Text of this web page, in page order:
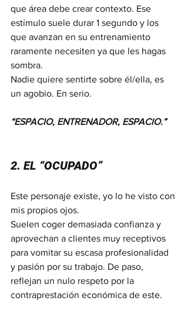
que área debe crear contexto. Ese
estímulo suele durar 1 segundo y los
que avanzan en su entrenamiento
raramente necesiten ya que les hagas
sombra.
Nadie quiere sentirte sobre él/ella, es
un agobio. En serio.
“ESPACIO, ENTRENADOR, ESPACIO.”
2. EL “OCUPADO”
Este personaje existe, yo lo he visto con
mis propios ojos.
Suelen coger demasiada confianza y
aprovechan a clientes muy receptivos
para vomitar su escasa profesionalidad
y pasión por su trabajo. De paso,
reflejan un nulo respeto por la
contraprestación económica de este.